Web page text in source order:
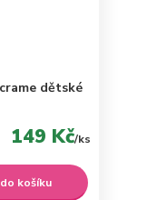
dětské
149 Kč/ks
košíku